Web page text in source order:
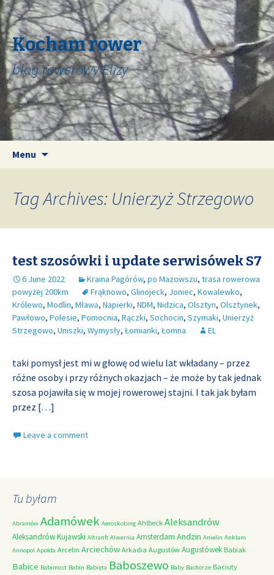
Kocham rower
blog rowerowy Elizy
Menu
Tag Archives: Unierzyż Strzegowo
test szosówki i update serwisówek S7
6 June 2022 Kraina Pagórów, po Mazowszu, trasa rowerowa
powyżej 200km
Frąknowo, Glinojeck, Joniec, Kowalewko,
Królewo, Modlin, Mława, Napierki, NDM, Nidzica, Olsztyn, Olsztynek,
Pawłowo, Polesie, Pomocnia, Rączki, Sochocin, Szymaki, Unierzyż
Strzegowo, Uniszki, Wymysły, Łomianki, Łomna EL
taki pomysł jest mi w głowę od wielu lat wkładany – przez
różne osoby i przy różnych okazjach – że może by tak jednak
szosa pojawiła się w mojej rowerowej stajni. I tak jak byłam
przez […]
Leave a comment
Tu byłam
Abramów Adamówek Aeroskobing Ahlbeck Aleksandrów
Aleksandrów Kujawski Altranft Alwernia Amsterdam Andzin Anielin Anklam
Annopol Apolda Arcelin Arciechów Arkadia Augustów Augustówek Babiak
Babice Babimost Babin Babięta Baboszewo Baby Bachorze Baciuty